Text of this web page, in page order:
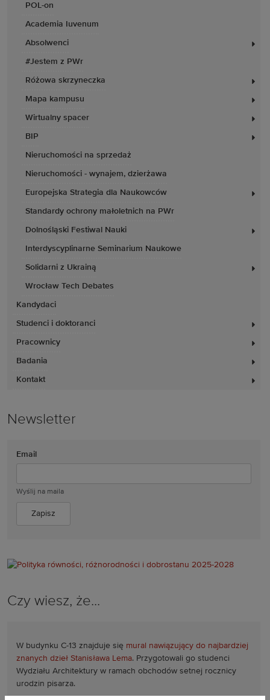
POL-on
Academia Iuvenum
Absolwenci
#Jestem z PWr
Różowa skrzyneczka
Mapa kampusu
Wirtualny spacer
BIP
Nieruchomości na sprzedaż
Nieruchomości - wynajem, dzierżawa
Europejska Strategia dla Naukowców
Standardy ochrony małoletnich na PWr
Dolnośląski Festiwal Nauki
Interdyscyplinarne Seminarium Naukowe
Solidarni z Ukrainą
Wrocław Tech Debates
Kandydaci
Studenci i doktoranci
Pracownicy
Badania
Kontakt
Newsletter
Email
Wyślij na maila
Czy wiesz, że...
W budynku C-13 znajduje się mural nawiązujący do najbardziej
znanych dzieł Stanisława Lema. Przygotowali go studenci
Wydziału Architektury w ramach obchodów setnej rocznicy
urodzin pisarza.